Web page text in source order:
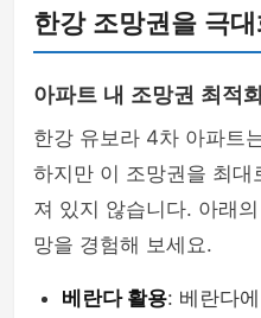
한강 조망권을 극
아파트 내 조망권 최적
한강 유보라 4차 아파트
하지만 이 조망권을 최대
져 있지 않습니다. 아래
망을 경험해 보세요.
베란다 활용: 베란다